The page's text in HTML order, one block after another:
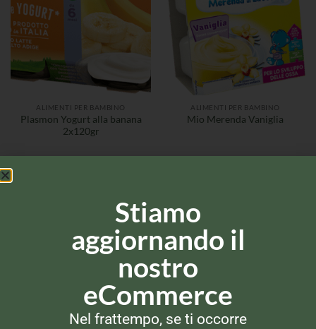
ALIMENTI PER BAMBINO
Plasmon Yogurt alla banana
2x120gr
ALIMENTI PER BAMBINO
Mio Merenda Vaniglia
ALIMENTI PER BAMBINO ALIMENTI PER BAMBINO
Stiamo
aggiornando il
nostro
eCommerce
Nel frattempo, se ti occorre